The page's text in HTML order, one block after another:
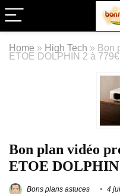
Home » High Tech » Bon
ETOE DOLPHIN 2 à 779€
Bon plan vidéo
ETOE DOLPHIN
Bons plans astuces 4